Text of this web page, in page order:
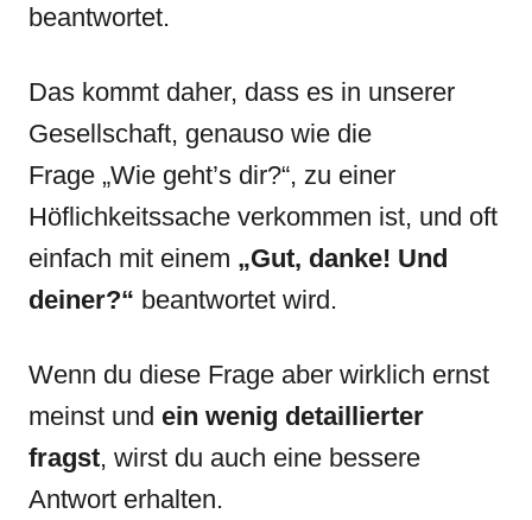
beantwortet.
Das kommt daher, dass es in unserer
Gesellschaft, genauso wie die
Frage „Wie geht’s dir?“, zu einer
Höflichkeitssache verkommen ist, und oft
einfach mit einem „Gut, danke! Und
deiner?“ beantwortet wird.
Wenn du diese Frage aber wirklich ernst
meinst und ein wenig detaillierter
fragst, wirst du auch eine bessere
Antwort erhalten.